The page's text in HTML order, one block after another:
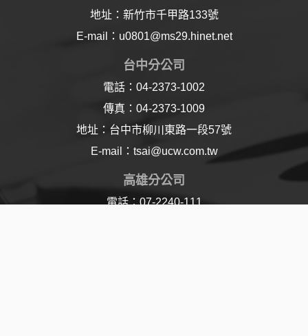
地址：新竹市千甲路133號
E-mail：u0801@ms29.hinet.net
台中分公司
電話：04-2373-1002
傳真：04-2373-1009
地址：台中市柳川東路一段57號
E-mail：tsai@ucw.com.tw
高雄分公司
電話：07-2240-111